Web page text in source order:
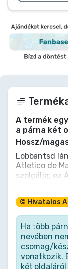
A termék
a párna két
Hossz/
Lobbantsd
Atletico de
szolgálja; ez
Érezd a
győzelmekről
gólokat
hogy Atleti
Szerezd
és kiáltsd:
© Hivatalos
Ha több
nevében
csomag/
vonatkozik.
két